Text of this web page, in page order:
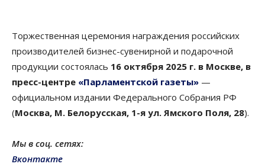
Торжественная церемония награждения российских
производителей бизнес-сувенирной и подарочной
продукции состоялась 16 октября 2025 г. в Москве, в
пресс-центре «Парламентской газеты» —
официальном издании Федерального Собрания РФ
(Москва, М. Белорусская, 1-я ул. Ямского Поля, 28).
Мы в соц. сетях:
Вконтакте